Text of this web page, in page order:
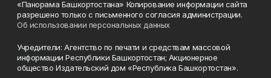
«Панорама Башкортостана» Копирование информации сайта
разрешено только с письменного согласия администрации.
Об использовании персональных данных
Учредители: Агентство по печати и средствам массовой
информации Республики Башкортостан; Акционерное
общество Издательский дом «Республика Башкортостан».